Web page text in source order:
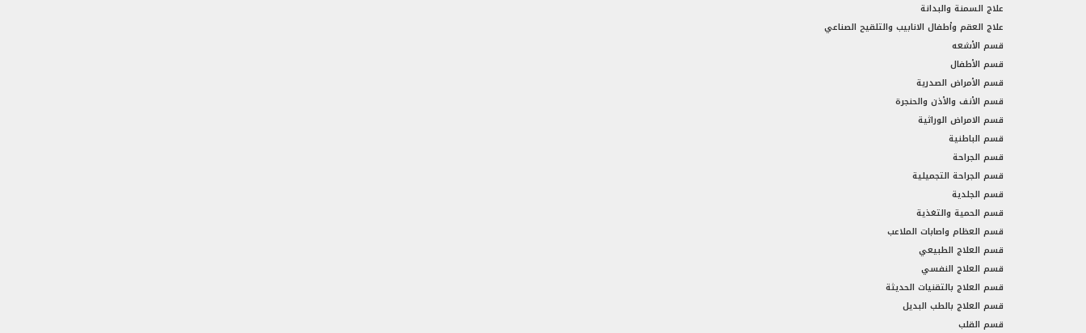
علاج السمنة والبدانة
علاج العقم وأطفال الانابيب والتلقيح الصناعي
قسم الأشعه
قسم الأطفال
قسم الأمراض الصدرية
قسم الأنف والأذن والحنجرة
قسم الامراض الوراثية
قسم الباطنية
قسم الجراحة
قسم الجراحة التجميلية
قسم الجلدية
قسم الحمية والتغذية
قسم العظام واصابات الملاعب
قسم العلاج الطبيعي
قسم العلاج النفسي
قسم العلاج بالتقنيات الحديثة
قسم العلاج بالطب البديل
قسم القلب